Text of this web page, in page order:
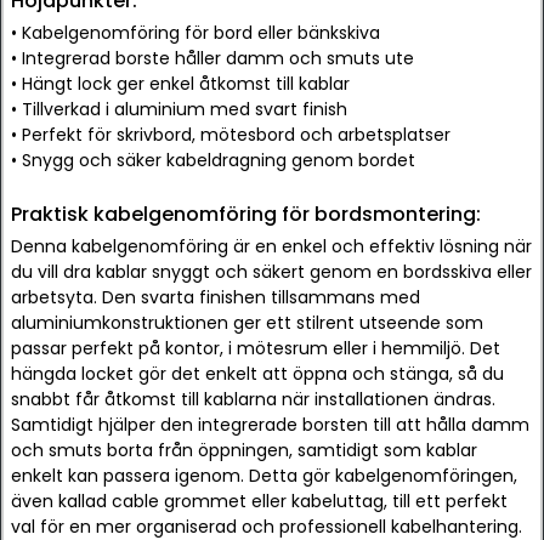
• Kabelgenomföring för bord eller bänkskiva
• Integrerad borste håller damm och smuts ute
• Hängt lock ger enkel åtkomst till kablar
• Tillverkad i aluminium med svart finish
• Perfekt för skrivbord, mötesbord och arbetsplatser
• Snygg och säker kabeldragning genom bordet
Praktisk kabelgenomföring för bordsmontering:
Denna kabelgenomföring är en enkel och effektiv lösning när
du vill dra kablar snyggt och säkert genom en bordsskiva eller
arbetsyta. Den svarta finishen tillsammans med
aluminiumkonstruktionen ger ett stilrent utseende som
passar perfekt på kontor, i mötesrum eller i hemmiljö. Det
hängda locket gör det enkelt att öppna och stänga, så du
snabbt får åtkomst till kablarna när installationen ändras.
Samtidigt hjälper den integrerade borsten till att hålla damm
och smuts borta från öppningen, samtidigt som kablar
enkelt kan passera igenom. Detta gör kabelgenomföringen,
även kallad cable grommet eller kabeluttag, till ett perfekt
val för en mer organiserad och professionell kabelhantering.